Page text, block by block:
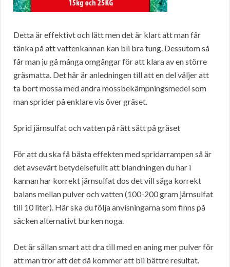
Detta är effektivt och lätt men det är klart att man får
tänka på att vattenkannan kan bli bra tung. Dessutom så
får man ju gå många omgångar för att klara av en större
gräsmatta. Det här är anledningen till att en del väljer att
ta bort mossa med andra mossbekämpningsmedel som
man sprider på enklare vis över gräset.
Sprid järnsulfat och vatten på rätt sätt på gräset
För att du ska få bästa effekten med spridarrampen så är
det avsevärt betydelsefullt att blandningen du har i
kannan har korrekt järnsulfat dos det vill säga korrekt
balans mellan pulver och vatten (100-200 gram järnsulfat
till 10 liter). Här ska du följa anvisningarna som finns på
säcken alternativt burken noga.
Det är sällan smart att dra till med en aning mer pulver för
att man tror att det då kommer att bli bättre resultat.